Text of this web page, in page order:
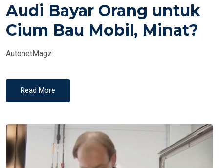
D
Audi Bayar Orang untuk
Cium Bau Mobil, Minat?
AutonetMagz
Read More